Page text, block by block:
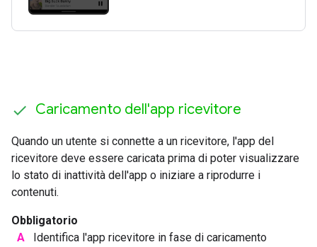
Caricamento dell'app ricevitore
Quando un utente si connette a un ricevitore, l'app del
ricevitore deve essere caricata prima di poter visualizzare
lo stato di inattività dell'app o iniziare a riprodurre i
contenuti.
Obbligatorio
A
Identifica l'app ricevitore in fase di caricamento